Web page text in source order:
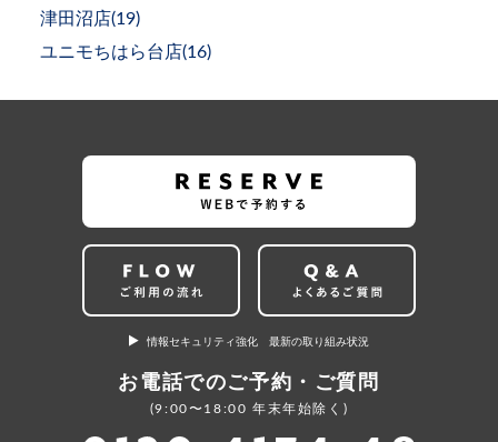
津田沼店(19)
ユニモちはら台店(16)
情報セキュリティ強化 最新の取り組み状況
お電話でのご予約・ご質問
(9:00〜18:00 年末年始除く)